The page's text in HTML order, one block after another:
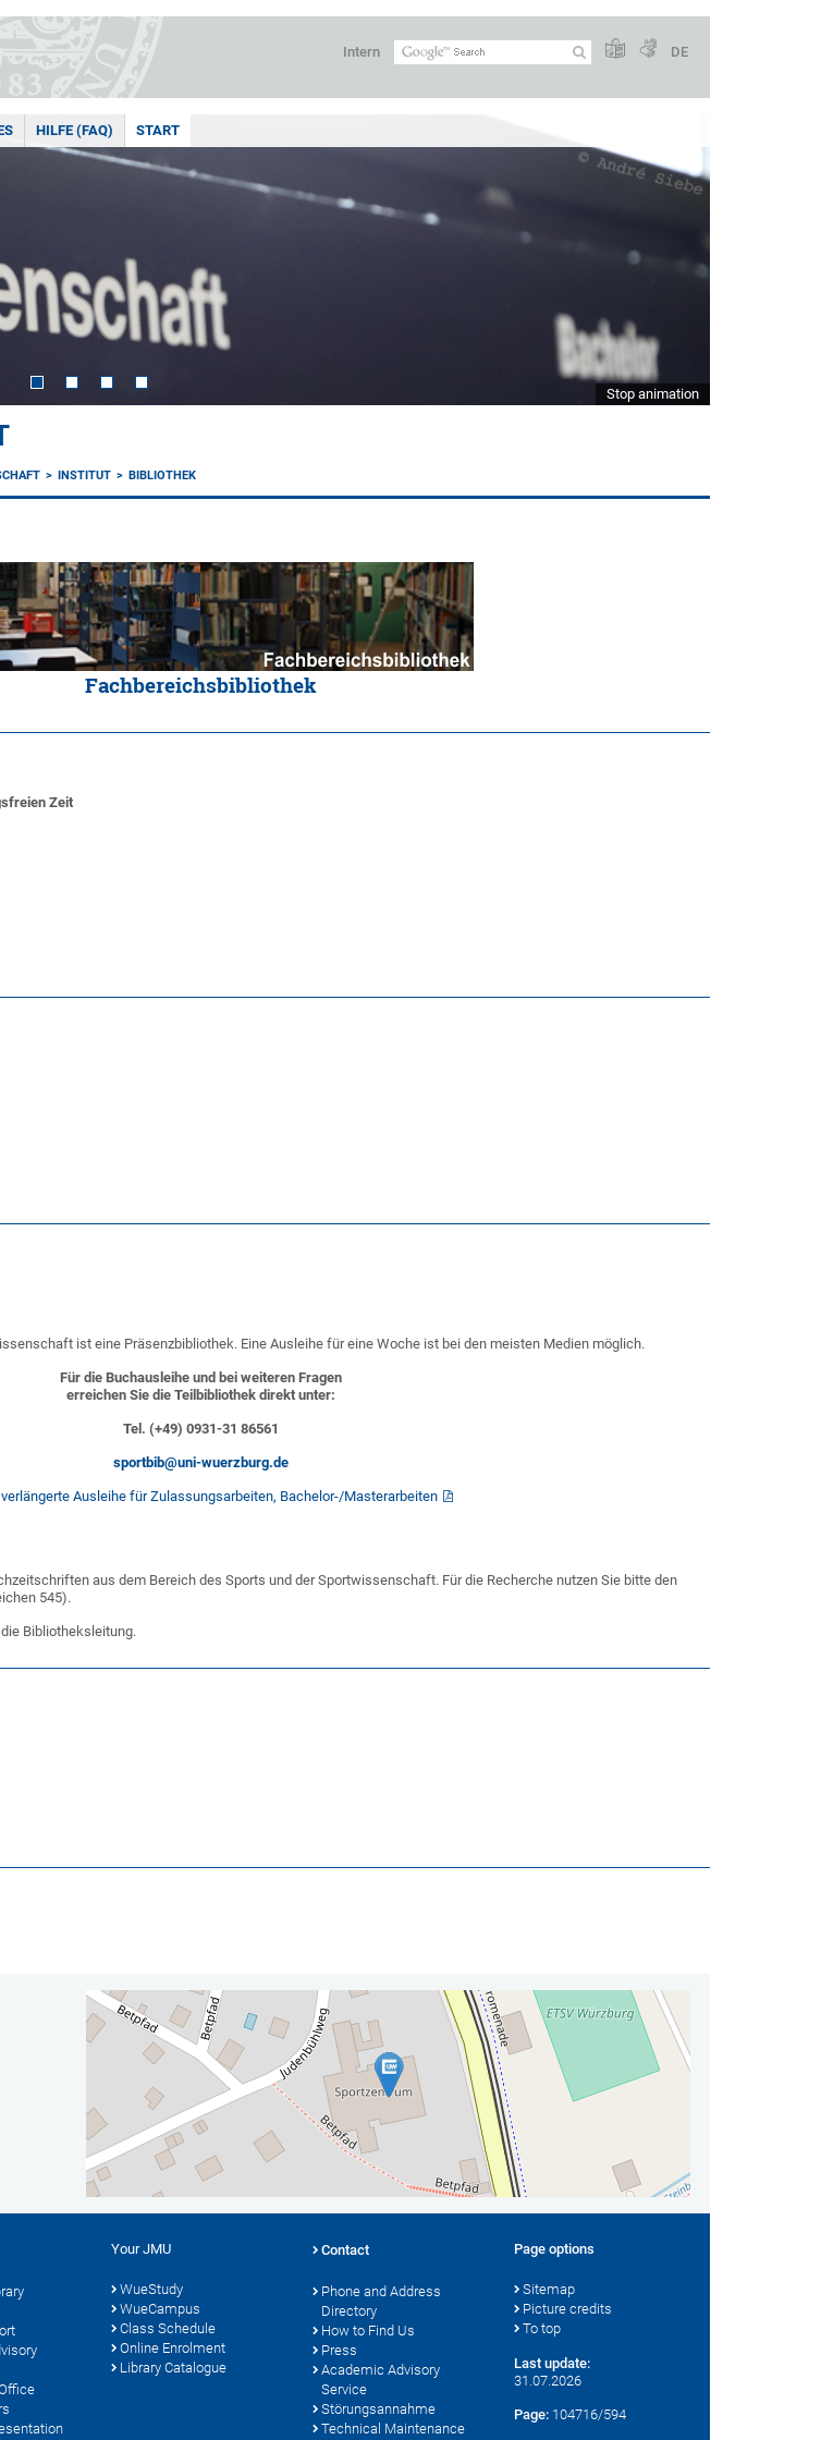
Intern DE
HILFE (FAQ) START
Stop animation
INSTITUT BIBLIOTHEK
Fachbereichsbibliothek
Zeit
ist eine Präsenzbibliothek. Eine Ausleihe für eine Woche ist bei den meisten Medien möglich.
Für die Buchausleihe und bei weiteren Fragen
erreichen Sie die Teilbibliothek direkt unter:
Tel. (+49) 0931-31 86561
sportbib@uni-wuerzburg.de
Ausleihe für Zulassungsarbeiten, Bachelor-/Masterarbeiten
aus dem Bereich des Sports und der Sportwissenschaft. Für die Recherche nutzen Sie bitte den
545).
Bibliotheksleitung.
Your JMU
WueStudy
WueCampus
Class Schedule
Online Enrolment
Library Catalogue
Contact
Phone and Address
Directory
How to Find Us
Press
Academic Advisory
Service
Störungsannahme
Technical Maintenance
Page options
Sitemap
Picture credits
To top
Last update:
31.07.2026
Page: 104716/594